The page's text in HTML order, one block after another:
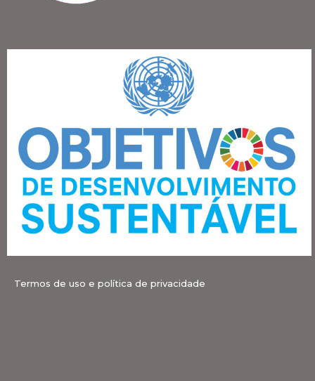
Termos de uso e política de privacidade